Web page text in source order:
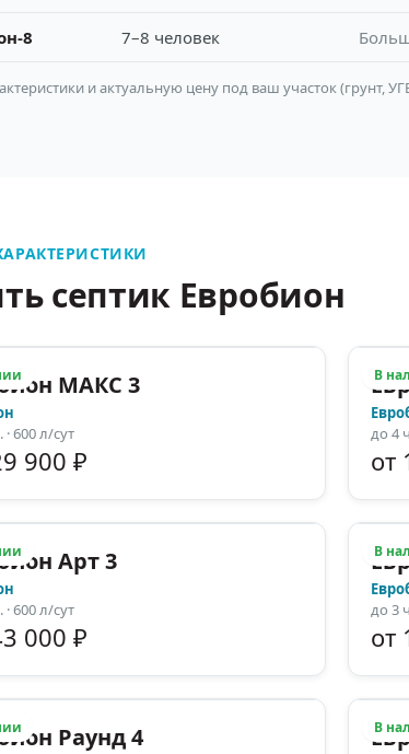
8 7–8 человек
и актуальную цену под ваш участок (грунт,
септик Евробион
МАКС 3
· 600 л/сут
900 ₽
В
до 4
от
Арт 3
· 600 л/сут
000 ₽
В
до 3
от
Раунд 4 В